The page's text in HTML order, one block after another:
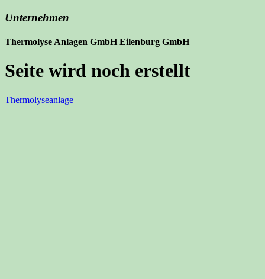
Unternehmen
Thermolyse Anlagen GmbH Eilenburg GmbH
Seite wird noch erstellt
Thermolyseanlage